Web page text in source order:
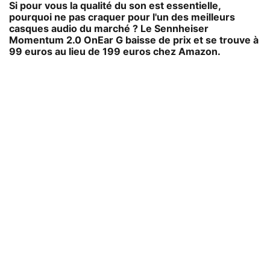
Si pour vous la qualité du son est essentielle,
pourquoi ne pas craquer pour l'un des meilleurs
casques audio du marché ? Le Sennheiser
Momentum 2.0 OnEar G baisse de prix et se trouve à
99 euros au lieu de 199 euros chez Amazon.